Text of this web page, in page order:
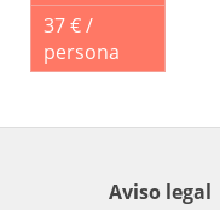
37 € /
persona
Aviso legal